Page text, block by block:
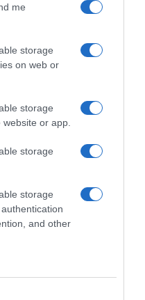
me
storage
on web or
storage
or app.
storage
storage
and other